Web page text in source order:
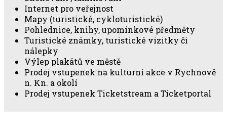
Internet pro veřejnost
Mapy (turistické, cykloturistické)
Pohlednice, knihy, upomínkové předměty
Turistické známky, turistické vizitky či
nálepky
Výlep plakátů ve městě
Prodej vstupenek na kulturní akce v Rychnově
n. Kn. a okolí
Prodej vstupenek Ticketstream a Ticketportal